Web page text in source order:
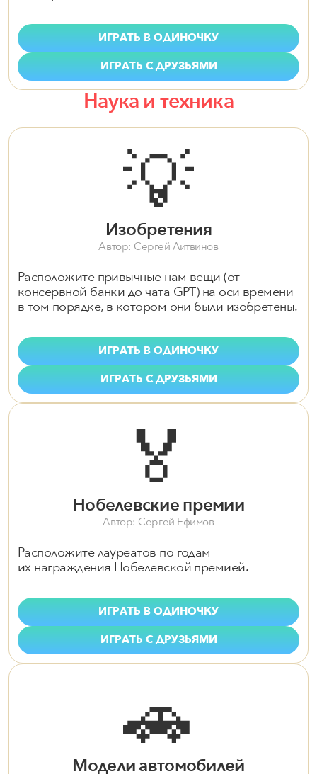
ИГРАТЬ В ОДИНОЧКУ
ИГРАТЬ С ДРУЗЬЯМИ
Наука и техника
💡
Изобретения
Автор: Сергей Литвинов
Расположите привычные нам вещи (от
консервной банки до чата GPT) на оси времени
в том порядке, в котором они были изобретены.
ИГРАТЬ В ОДИНОЧКУ
ИГРАТЬ С ДРУЗЬЯМИ
🏅
Нобелевские премии
Автор: Сергей Ефимов
Расположите лауреатов по годам
их награждения Нобелевской премией.
ИГРАТЬ В ОДИНОЧКУ
ИГРАТЬ С ДРУЗЬЯМИ
🚗
Модели автомобилей